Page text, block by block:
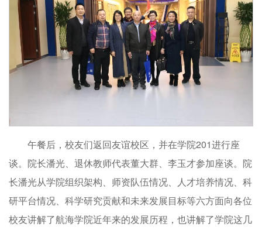
午餐后，校友们返回友谊校区，并在学院201进行座
谈。院长潘光、退休教师代表董大群、李玉才参加座谈。院
长潘光从学院组织架构、师资队伍情况、人才培养情况、科
研平台情况、科学研究贡献和未来发展目标等六方面向各位
校友讲解了航海学院近年来的发展历程，也讲解了学院这几